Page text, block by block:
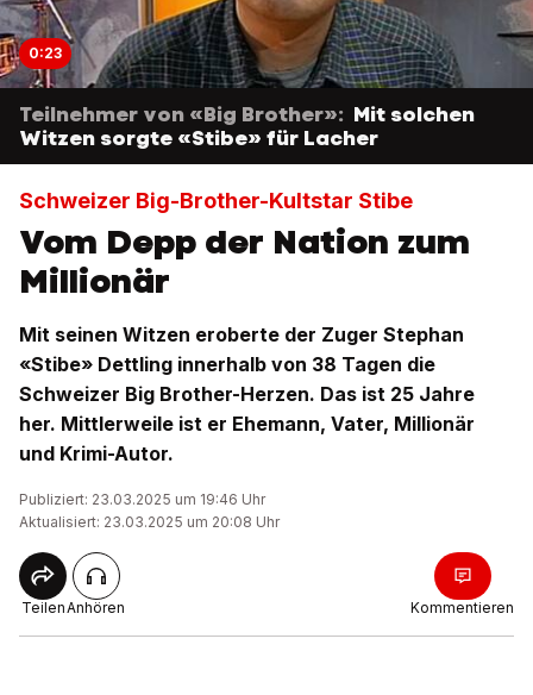
0:23
Teilnehmer von «Big Brother»: Mit solchen
Witzen sorgte «Stibe» für Lacher
Schweizer Big-Brother-Kultstar Stibe
Vom Depp der Nation zum
Millionär
Mit seinen Witzen eroberte der Zuger Stephan
«Stibe» Dettling innerhalb von 38 Tagen die
Schweizer Big Brother-Herzen. Das ist 25 Jahre
her. Mittlerweile ist er Ehemann, Vater, Millionär
und Krimi-Autor.
Publiziert: 23.03.2025 um 19:46 Uhr
Aktualisiert: 23.03.2025 um 20:08 Uhr
TeilenAnhören Kommentieren